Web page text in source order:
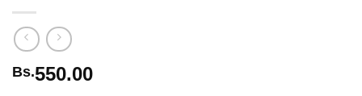
Bs.550.00